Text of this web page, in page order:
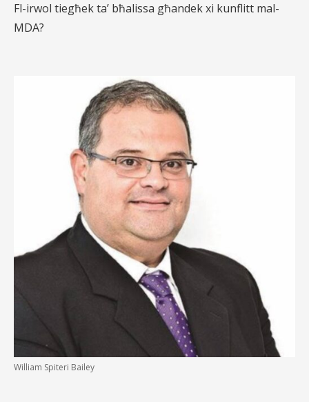
Fl-irwol tiegħek ta’ bħalissa għandek xi kunflitt mal-
MDA?
William Spiteri Bailey